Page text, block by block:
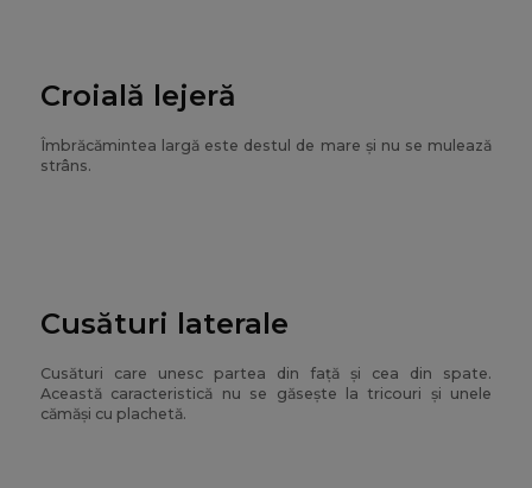
Croială lejeră
Îmbrăcămintea largă este destul de mare și nu se mulează
strâns.
Cusături laterale
Cusături care unesc partea din față și cea din spate.
Această caracteristică nu se găsește la tricouri și unele
cămăși cu plachetă.